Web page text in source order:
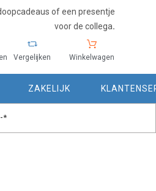
of een presentje
voor de collega.
Vergelijken Winkelwagen
ZAKELIJK
*